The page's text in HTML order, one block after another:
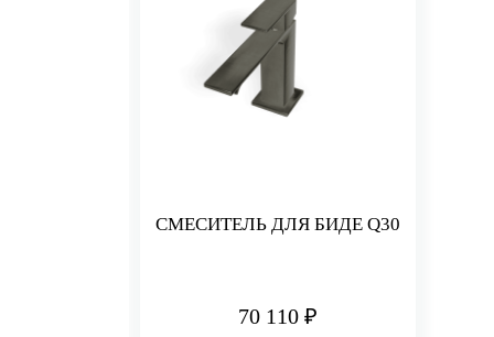
СМЕСИТЕЛЬ ДЛЯ БИДЕ Q30
70 110 ₽